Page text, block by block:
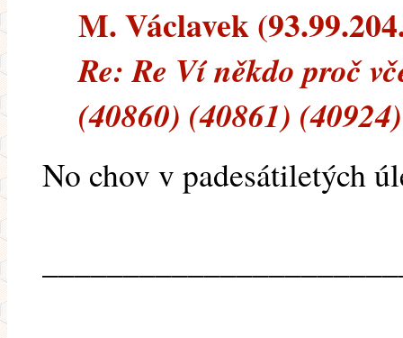
M. Václavek
Re: Re Ví někdo proč
(40860) (40861)
No chov v padesátiletých